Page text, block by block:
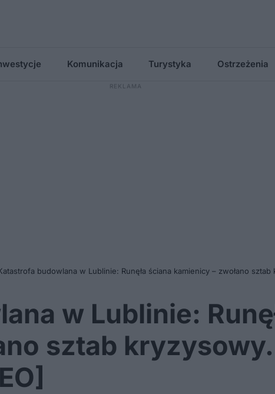
Komunikacja Turystyka Ostrzeżenia
budowlana w Lublinie: Runęła ściana kamienicy – zwołano
w Lublinie:
sztab